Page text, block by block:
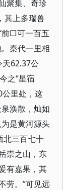
聚集、奇珍
其上多瑞兽
前□可一百五
秦代一里相
62.37公
之“星宿
公里处，这
涣散，灿如
是黄河源头
北三百七十
崇之山，东
有嘉果，其
劳。”可见远